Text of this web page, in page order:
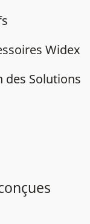
Widex
des Solutions